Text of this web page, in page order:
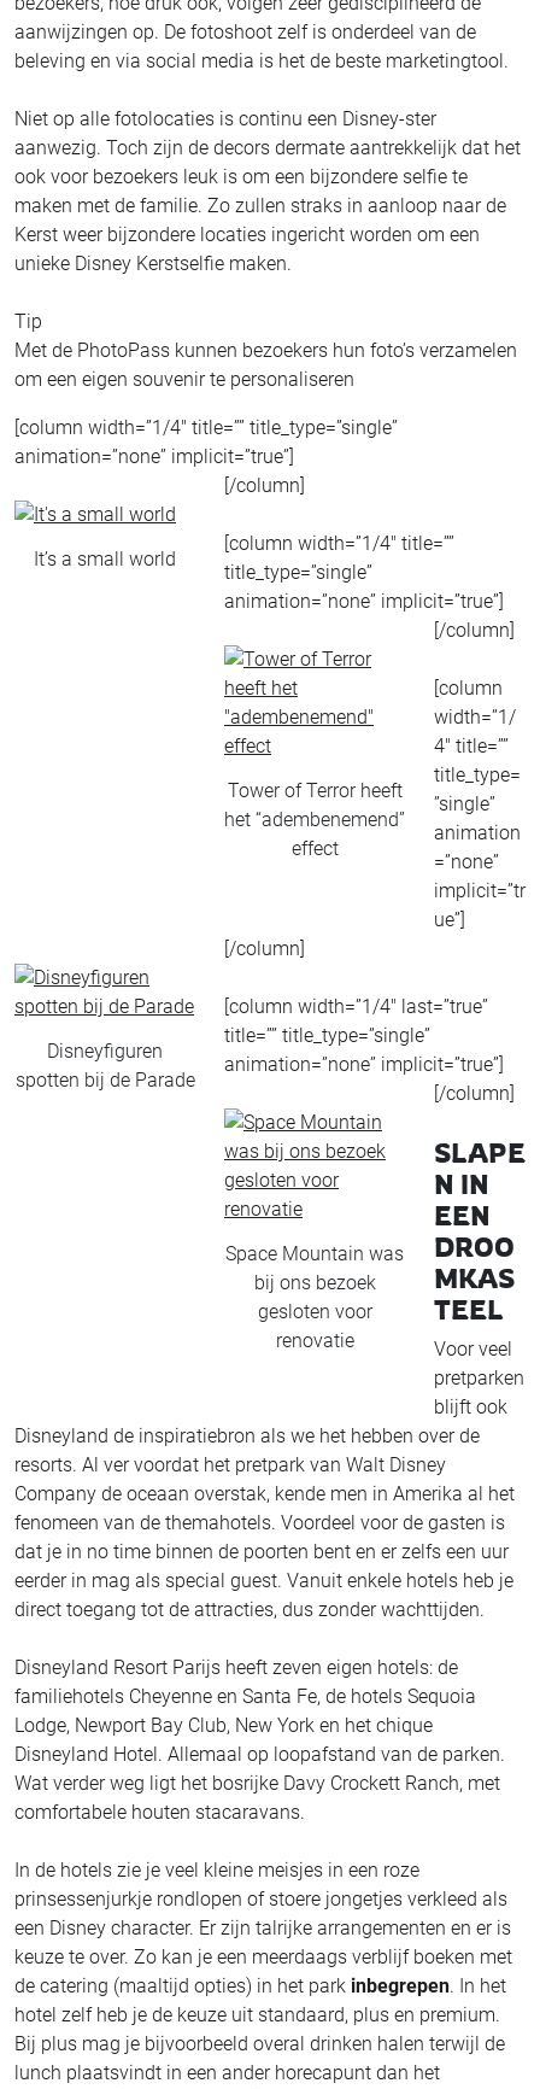
aanwijzingen op. De fotoshoot zelf is onderdeel van de
beleving en via social media is het de beste marketingtool.
Niet op alle fotolocaties is continu een Disney-ster
aanwezig. Toch zijn de decors dermate aantrekkelijk dat het
ook voor bezoekers leuk is om een bijzondere selfie te
maken met de familie. Zo zullen straks in aanloop naar de
Kerst weer bijzondere locaties ingericht worden om een
unieke Disney Kerstselfie maken.
Tip
Met de PhotoPass kunnen bezoekers hun foto’s verzamelen
om een eigen souvenir te personaliseren
[column width=”1/4″ title=”” title_type=”single”
animation=”none” implicit=”true”]
It’s a small world
[/column]
[column width=”1/4″ title=””
title_type=”single”
animation=”none” implicit=”true”]
Tower of Terror heeft
het “adembenemend”
effect
[/column]
[column
width=”1/
4″ title=””
title_type=
”single”
animation
=”none”
implicit=”tr
ue”]
Disneyfiguren
spotten bij de Parade
[/column]
[column width=”1/4″ last=”true”
title=”” title_type=”single”
animation=”none” implicit=”true”]
Space Mountain was
bij ons bezoek
gesloten voor
renovatie
[/column]
SLAPE
N IN
EEN
DROO
MKAS
TEEL
Voor veel
pretparken
blijft ook
Disneyland de inspiratiebron als we het hebben over de
resorts. Al ver voordat het pretpark van Walt Disney
Company de oceaan overstak, kende men in Amerika al het
fenomeen van de themahotels. Voordeel voor de gasten is
dat je in no time binnen de poorten bent en er zelfs een uur
eerder in mag als special guest. Vanuit enkele hotels heb je
direct toegang tot de attracties, dus zonder wachttijden.
Disneyland Resort Parijs heeft zeven eigen hotels: de
familiehotels Cheyenne en Santa Fe, de hotels Sequoia
Lodge, Newport Bay Club, New York en het chique
Disneyland Hotel. Allemaal op loopafstand van de parken.
Wat verder weg ligt het bosrijke Davy Crockett Ranch, met
comfortabele houten stacaravans.
In de hotels zie je veel kleine meisjes in een roze
prinsessenjurkje rondlopen of stoere jongetjes verkleed als
een Disney character. Er zijn talrijke arrangementen en er is
keuze te over. Zo kan je een meerdaags verblijf boeken met
de catering (maaltijd opties) in het park inbegrepen. In het
hotel zelf heb je de keuze uit standaard, plus en premium.
Bij plus mag je bijvoorbeeld overal drinken halen terwijl de
lunch plaatsvindt in een ander horecapunt dan het